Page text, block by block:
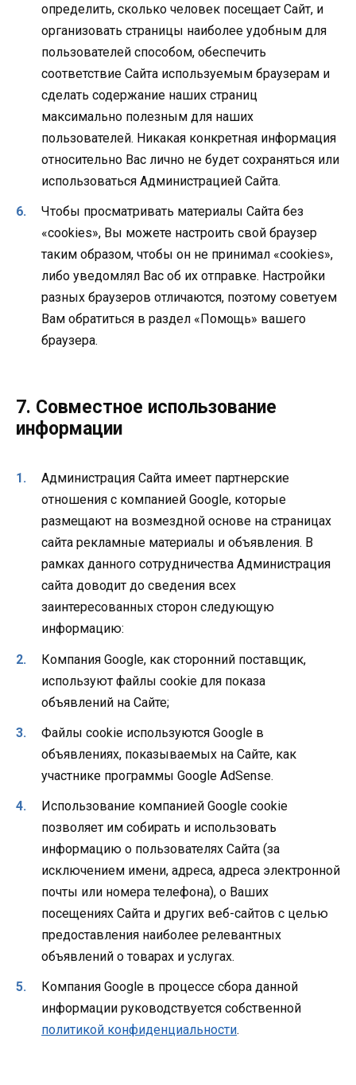
определить, сколько человек посещает Сайт, и
организовать страницы наиболее удобным для
пользователей способом, обеспечить
соответствие Сайта используемым браузерам и
сделать содержание наших страниц
максимально полезным для наших
пользователей. Никакая конкретная информация
относительно Вас лично не будет сохраняться или
использоваться Администрацией Сайта.
Чтобы просматривать материалы Сайта без
«cookies», Вы можете настроить свой браузер
таким образом, чтобы он не принимал «cookies»,
либо уведомлял Вас об их отправке. Настройки
разных браузеров отличаются, поэтому советуем
Вам обратиться в раздел «Помощь» вашего
браузера.
7. Совместное использование
информации
Администрация Сайта имеет партнерские
отношения с компанией Google, которые
размещают на возмездной основе на страницах
сайта рекламные материалы и объявления. В
рамках данного сотрудничества Администрация
сайта доводит до сведения всех
заинтересованных сторон следующую
информацию:
Компания Google, как сторонний поставщик,
используют файлы cookie для показа
объявлений на Сайте;
Файлы cookie используются Google в
объявлениях, показываемых на Сайте, как
участнике программы Google AdSense.
Использование компанией Google cookie
позволяет им собирать и использовать
информацию о пользователях Сайта (за
исключением имени, адреса, адреса электронной
почты или номера телефона), о Ваших
посещениях Сайта и других веб-сайтов с целью
предоставления наиболее релевантных
объявлений о товарах и услугах.
Компания Google в процессе сбора данной
информации руководствуется собственной
политикой конфиденциальности.